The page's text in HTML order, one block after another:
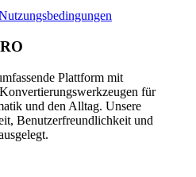
Plattform mit
für
und den Alltag. Unsere
Benutzerfreundlichkeit und